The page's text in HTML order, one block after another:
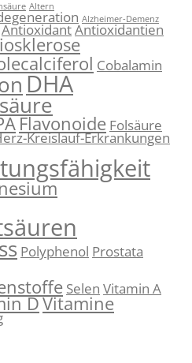
Altern
Alzheimer-Demenz
AntioxidantAntioxidantien
Cobalamin
DHA
Flavonoide Folsäure
Kreislauf-Erkrankungen
Polyphenol Prostata
Selen Vitamin A
DVitamine